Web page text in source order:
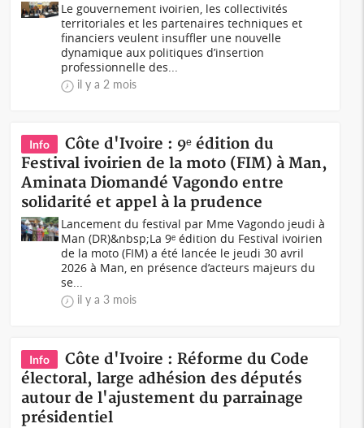
Le gouvernement ivoirien, les collectivités
territoriales et les partenaires techniques et
financiers veulent insuffler une nouvelle
dynamique aux politiques d’insertion
professionnelle des...
il y a 2 mois
Info
Côte d'Ivoire : 9ᵉ édition du
Festival ivoirien de la moto (FIM) à Man,
Aminata Diomandé Vagondo entre
solidarité et appel à la prudence
Lancement du festival par Mme Vagondo jeudi à
Man (DR)&nbsp;La 9ᵉ édition du Festival ivoirien
de la moto (FIM) a été lancée le jeudi 30 avril
2026 à Man, en présence d’acteurs majeurs du
se...
il y a 3 mois
Info
Côte d'Ivoire : Réforme du Code
électoral, large adhésion des députés
autour de l'ajustement du parrainage
présidentiel